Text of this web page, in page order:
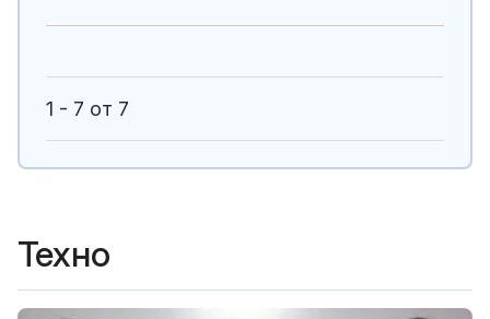
1 - 7 от 7
Техно